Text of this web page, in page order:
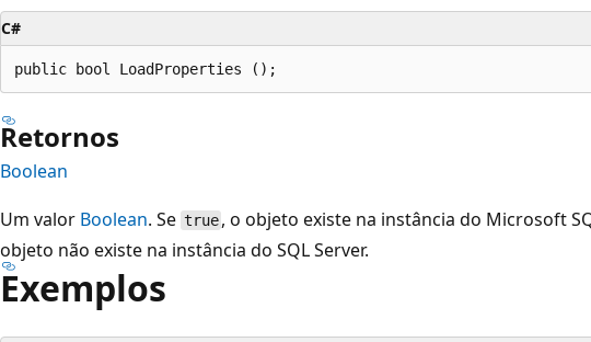
C#
public bool LoadProperties ();
Retornos
Boolean
Um valor Boolean. Se true , o objeto existe na instância do Microsoft
objeto não existe na instância do SQL Server.
Exemplos